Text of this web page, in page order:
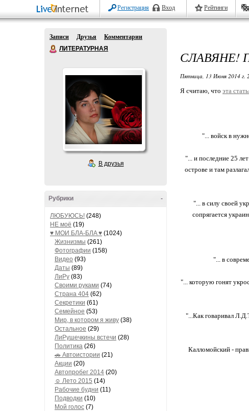
Регистрация Вход Рейтинги
Записи Друзья
Комментарии
ЛИТЕРАТУРНАЯ
В друзья
-
Рубрики
ЛЮБУЮСЬ! (248)
НЕ моё (19)
♥ МОИ БЛA-БЛA ♥ (1024)
Жизнизмы (261)
Фотографии (158)
Видео (93)
Даты (89)
ЛиРу (83)
Своими руками (74)
Страна 404 (62)
Секретики (61)
Семейное (53)
Мир, в котором я живу (38)
Остальное (29)
ЛиРушечкины встечи (28)
Политика (26)
🚗 Автоистории (21)
Акции (20)
Автопробег 2014 (20)
☺ Лето 2015 (14)
Рабочие будни (11)
Подводки (10)
Мой голос (7)
СЛАВЯНЕ!
Пятница, 13 Июня 2014 г.
Я считаю, что эта
"... войск в
"... и последние 25
острове и там
"... в силу своей
сопрягается
"... в
"... которую гонят
"...Как говаривал
Калломойский -